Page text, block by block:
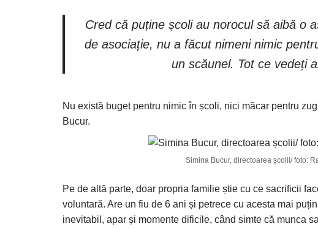
Cred că puține școli au norocul să aibă o
de asociație, nu a făcut nimeni nimic
un scăunel. Tot ce vedeți
Nu există buget pentru nimic în școli, nici măcar pentru
Bucur.
Simina Bucur, directoarea școlii/ foto:
Pe de altă parte, doar propria familie știe cu ce sacrificii
voluntară. Are un fiu de 6 ani și petrece cu acesta mai
inevitabil, apar și momente dificile, când simte că munca